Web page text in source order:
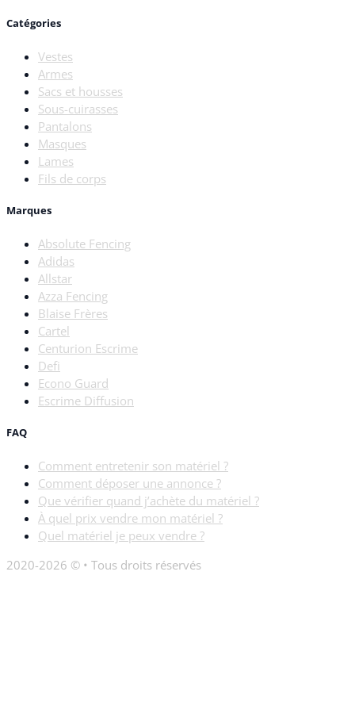
Catégories
Vestes
Armes
Sacs et housses
Sous-cuirasses
Pantalons
Masques
Lames
Fils de corps
Marques
Absolute Fencing
Adidas
Allstar
Azza Fencing
Blaise Frères
Cartel
Centurion Escrime
Defi
Econo Guard
Escrime Diffusion
FAQ
Comment entretenir son matériel ?
Comment déposer une annonce ?
Que vérifier quand j’achète du matériel ?
À quel prix vendre mon matériel ?
Quel matériel je peux vendre ?
2020-2026 © • Tous droits réservés